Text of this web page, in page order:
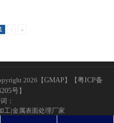
1 › »
2026【GMAP 】 【粤ICP备
号】
：
工|金属表面处理厂家